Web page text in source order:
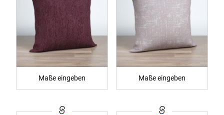
Maße eingeben Maße eingeben